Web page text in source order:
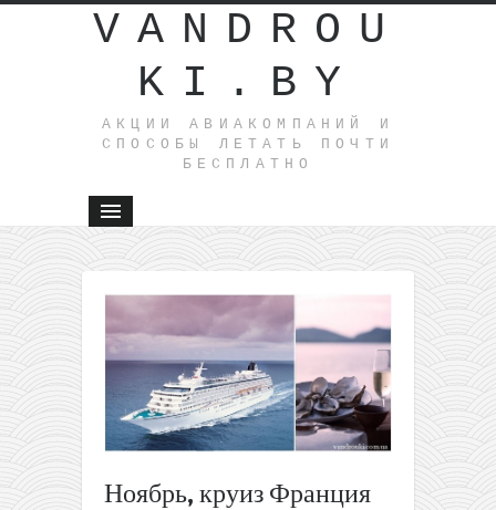
VANDROU
KI.BY
АКЦИИ АВИАКОМПАНИЙ И
СПОСОБЫ ЛЕТАТЬ ПОЧТИ
БЕСПЛАТНО
Ноябрь, круиз Франция
Еще
дешевле!
Летим из
Минска
море от
69€ туда-
июле-
августе)